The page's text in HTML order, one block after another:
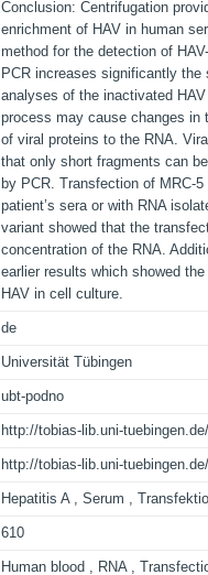
Conclusion: Centrifugation
enrichment of HAV in human
method for the detection of
PCR increases significantly
analyses of the inactivated
process may cause changes in
of viral proteins to the RNA.
that only short fragments can
by PCR. Transfection of MRC-
patient’s sera or with RNA
variant showed that the
concentration of the RNA.
earlier results which showed
HAV in cell culture.
de
Universität Tübingen
ubt-podno
http://tobias-lib.uni-
http://tobias-lib.uni-
Hepatitis A , Serum ,
610
Human blood , RNA ,